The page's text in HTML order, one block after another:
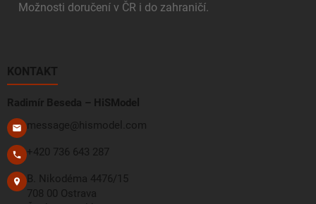
Možnosti doručení v ČR i do zahraničí.
KONTAKT
Radimír Beseda – HiSModel
message@hismodel.com
+420 736 643 287
B. Nikodéma 4476/15
708 00 Ostrava